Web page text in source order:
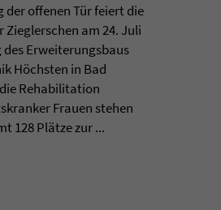
der offenen Tür feiert die
Zieglerschen am 24. Juli
Erweiterungsbaus
Höchsten in Bad
Rehabilitation
Frauen stehen
128 Plätze zur ...